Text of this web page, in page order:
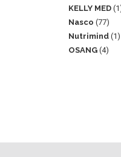
KELLY MED 1
Nasco 77
Nutrimind 1
OSANG 4